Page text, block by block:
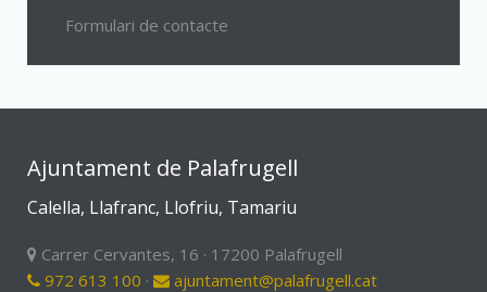
Formulari de contacte
Ajuntament de Palafrugell
Calella, Llafranc, Llofriu, Tamariu
Carrer Cervantes, 16 · 17200 Palafrugell
972 613 100 ·
ajuntament@palafrugell.cat